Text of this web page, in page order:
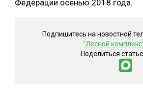
Федерации осенью 2018 года.
Подпишитесь на новостной
"Лесной
Поделиться